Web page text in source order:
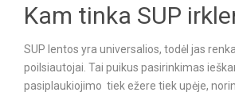
Kam tinka SUP
SUP lentos yra universalios, todėl jas
poilsiautojai. Tai puikus pasirinkimas
pasiplaukiojimo tiek ežere tiek upėje,